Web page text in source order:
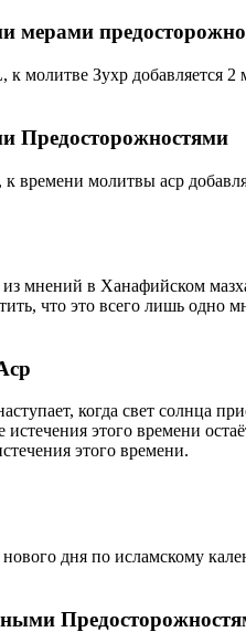
мерами
к молитве Зухр добавляется
Предосторожностями
времени молитвы аср
мнений в Ханафийском
что это всего лишь
когда свет солнца
этого времени
этого времени.
нового дня по исламскому